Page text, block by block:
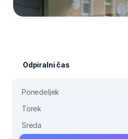
Odpiralni čas
Ponedeljek
Torek
Sreda